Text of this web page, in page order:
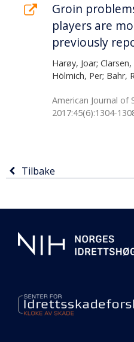
Groin
players are
previously
Harøy, Joar;
Hölmich, Per; Bahr,
American Journal of
2017:45(6):1304-
Tilbake
Tilbake
informasjon
vårt